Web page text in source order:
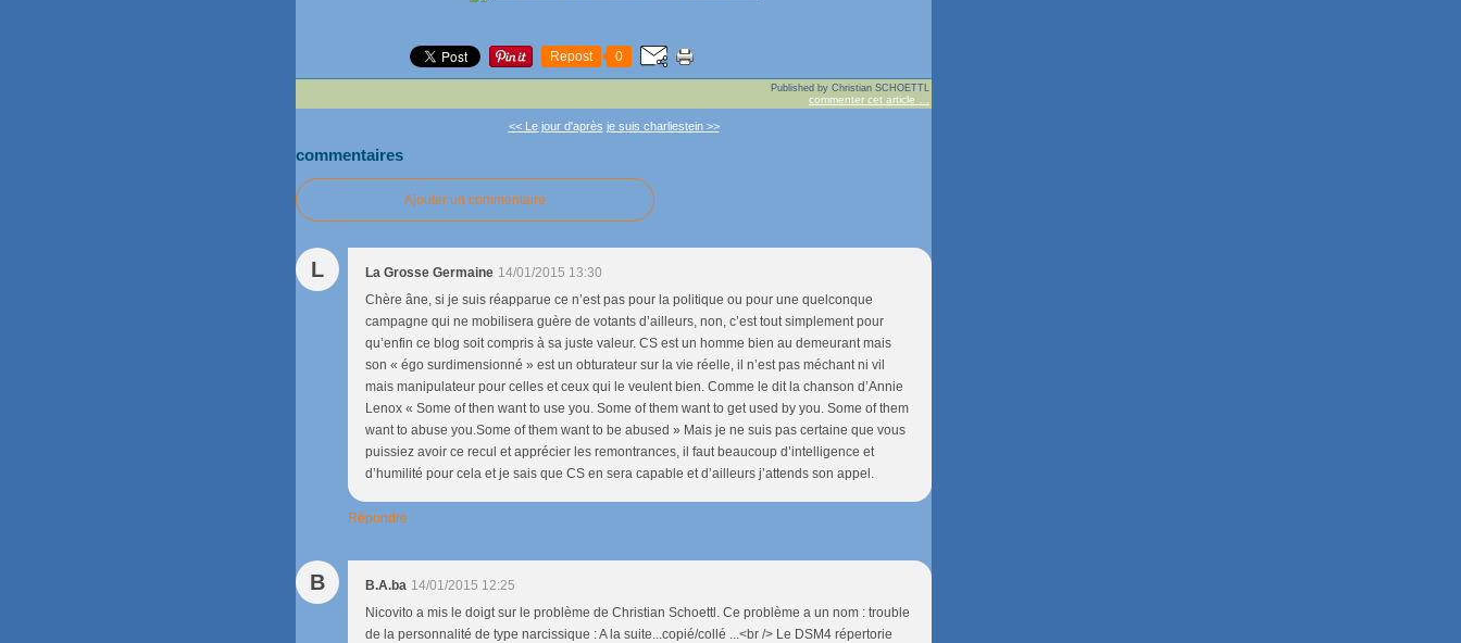
Repost 0
Published by Christian SCHOETTL
commenter cet article
<< Le jour d'après je suis charliestein >>
commentaires
Ajouter un commentaire
L La Grosse Germaine 14/01/2015 13:30
Chère âne, si je suis réapparue ce n’est pas pour la politique ou pour une quelconque
campagne qui ne mobilisera guère de votants d’ailleurs, non, c’est tout simplement pour
qu’enfin ce blog soit compris à sa juste valeur. CS est un homme bien au demeurant mais
son « égo surdimensionné » est un obturateur sur la vie réelle, il n’est pas méchant ni vil
mais manipulateur pour celles et ceux qui le veulent bien. Comme le dit la chanson d’Annie
Lenox « Some of then want to use you. Some of them want to get used by you. Some of them
want to abuse you.Some of them want to be abused » Mais je ne suis pas certaine que vous
puissiez avoir ce recul et apprécier les remontrances, il faut beaucoup d’intelligence et
d’humilité pour cela et je sais que CS en sera capable et d’ailleurs j’attends son appel.
Répondre
B B.A.ba 14/01/2015 12:25
Nicovito a mis le doigt sur le problème de Christian Schoettl. Ce problème a un nom : trouble
de la personnalité de type narcissique : A la suite...copié/collé ...<br /> Le DSM4 répertorie